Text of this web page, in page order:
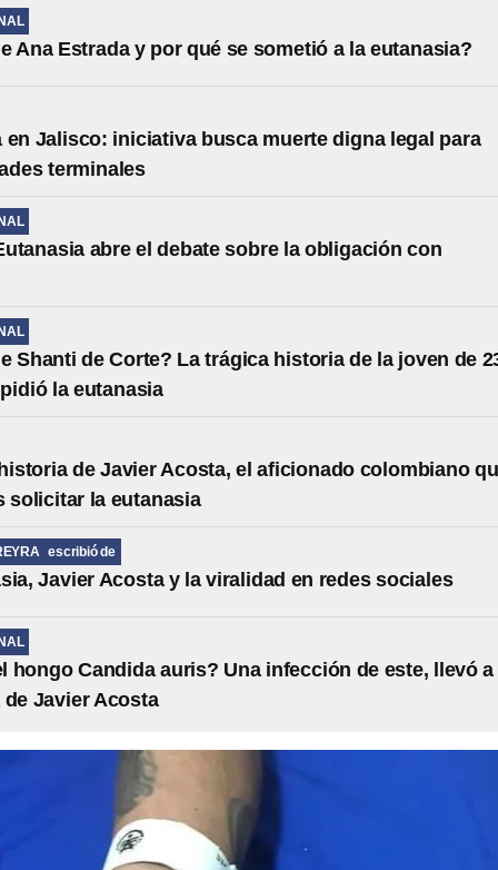
Ana Estrada y por qué se sometió a la eutanasia?
en Jalisco: iniciativa busca muerte digna legal para
terminales
abre el debate sobre la obligación con
Shanti de Corte? La trágica historia de la joven de
la eutanasia
de Javier Acosta, el aficionado colombiano
solicitar la eutanasia
escribió de
Javier Acosta y la viralidad en redes sociales
hongo Candida auris? Una infección de este, llevó a
Javier Acosta